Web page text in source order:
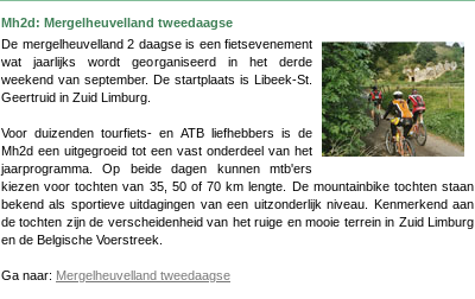
Mh2d: Mergelheuvelland tweedaagse
De mergelheuvelland 2 daagse is een fietsevenement
wat jaarlijks wordt georganiseerd in het derde
weekend van september. De startplaats is Libeek-St.
Geertruid in Zuid Limburg.
Voor duizenden tourfiets- en ATB liefhebbers is de
Mh2d een uitgegroeid tot een vast onderdeel van het
jaarprogramma. Op beide dagen kunnen mtb'ers
kiezen voor tochten van 35, 50 of 70 km lengte. De mountainbike tochten staan
bekend als sportieve uitdagingen van een uitzonderlijk niveau. Kenmerkend aan
de tochten zijn de verscheidenheid van het ruige en mooie terrein in Zuid Limburg
en de Belgische Voerstreek.
Ga naar: Mergelheuvelland tweedaagse